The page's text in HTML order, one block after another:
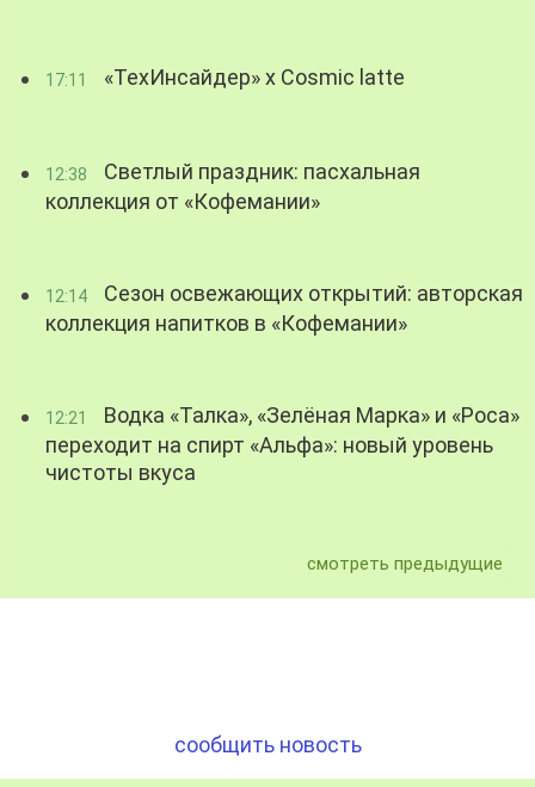
17:11 «ТехИнсайдер» х Cosmic latte
12:38
Светлый праздник: пасхальная
коллекция от «Кофемании»
12:14
Сезон освежающих открытий: авторская
коллекция напитков в «Кофемании»
12:21
Водка «Талка», «Зелёная Марка» и «Роса»
переходит на спирт «Альфа»: новый уровень
чистоты вкуса
смотреть предыдущие
сообщить новость